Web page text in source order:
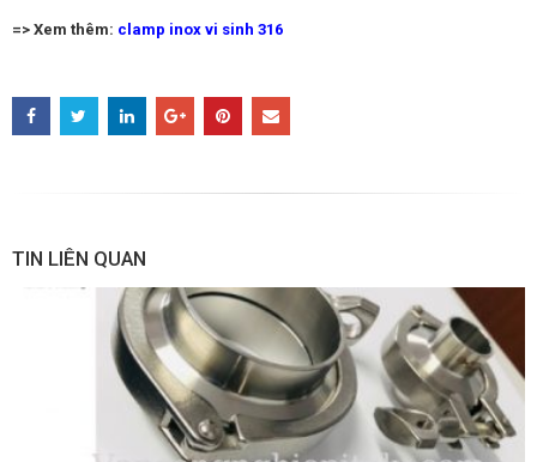
=> Xem thêm: clamp inox vi sinh 316
TIN LIÊN QUAN